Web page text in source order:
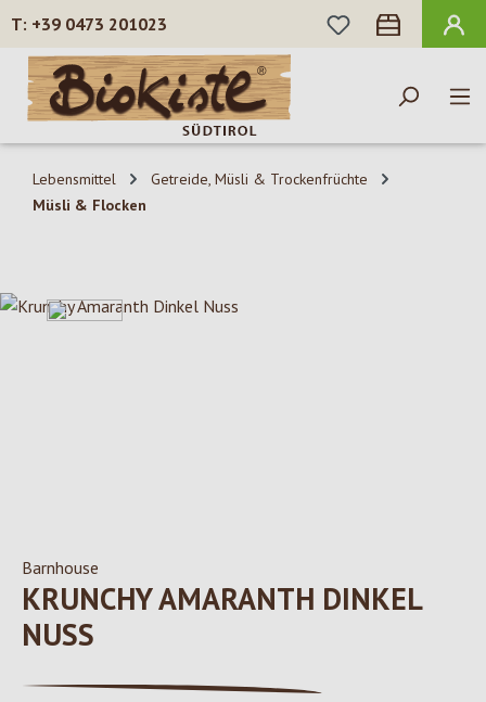
Zum Hauptinhalt springen
+39 0473 201023
DU HAST 0
Lebensmittel
Getreide, Müsli & Trockenfrüchte
Müsli & Flocken
Bildergalerie überspringen
Barnhouse
KRUNCHY AMARANTH DINKEL
NUSS